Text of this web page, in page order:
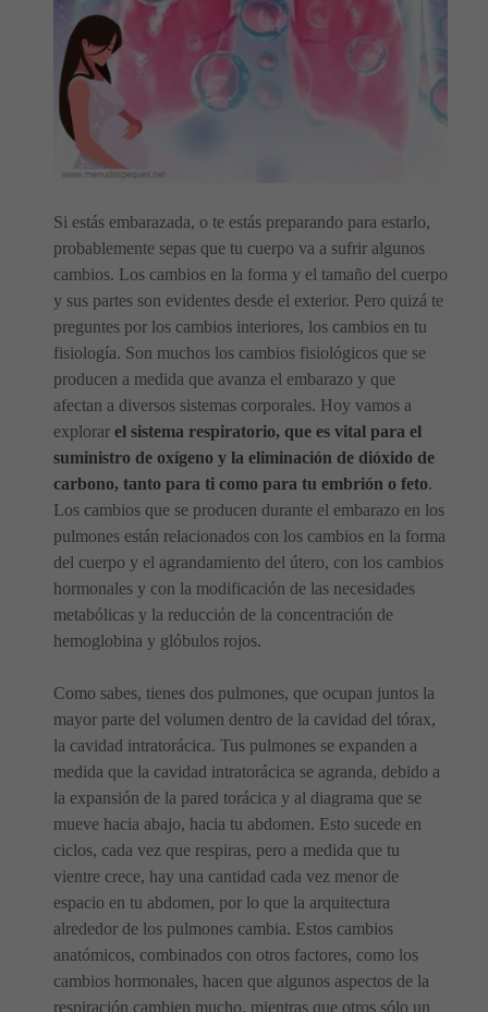
Si estás embarazada, o te estás preparando para estarlo,
probablemente sepas que tu cuerpo va a sufrir algunos
cambios. Los cambios en la forma y el tamaño del cuerpo
y sus partes son evidentes desde el exterior. Pero quizá te
preguntes por los cambios interiores, los cambios en tu
fisiología. Son muchos los cambios fisiológicos que se
producen a medida que avanza el embarazo y que
afectan a diversos sistemas corporales. Hoy vamos a
explorar el sistema respiratorio, que es vital para el
suministro de oxígeno y la eliminación de dióxido de
carbono, tanto para ti como para tu embrión o feto.
Los cambios que se producen durante el embarazo en los
pulmones están relacionados con los cambios en la forma
del cuerpo y el agrandamiento del útero, con los cambios
hormonales y con la modificación de las necesidades
metabólicas y la reducción de la concentración de
hemoglobina y glóbulos rojos.
Como sabes, tienes dos pulmones, que ocupan juntos la
mayor parte del volumen dentro de la cavidad del tórax,
la cavidad intratorácica. Tus pulmones se expanden a
medida que la cavidad intratorácica se agranda, debido a
la expansión de la pared torácica y al diagrama que se
mueve hacia abajo, hacia tu abdomen. Esto sucede en
ciclos, cada vez que respiras, pero a medida que tu
vientre crece, hay una cantidad cada vez menor de
espacio en tu abdomen, por lo que la arquitectura
alrededor de los pulmones cambia. Estos cambios
anatómicos, combinados con otros factores, como los
cambios hormonales, hacen que algunos aspectos de la
respiración cambien mucho, mientras que otros sólo un